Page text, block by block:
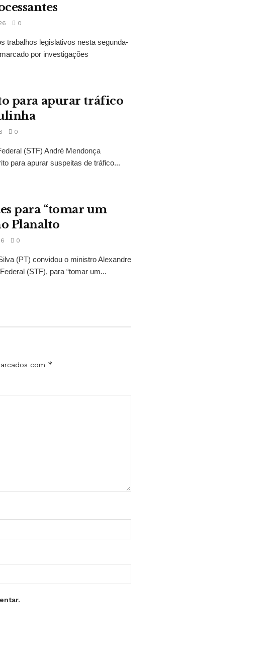
0
trabalhos legislativos nesta segunda-
por investigações
para apurar tráfico
0
(STF) André Mendonça
para apurar suspeitas de tráfico...
para “tomar um
Planalto
0
(PT) convidou o ministro Alexandre
(STF), para “tomar um...
com *